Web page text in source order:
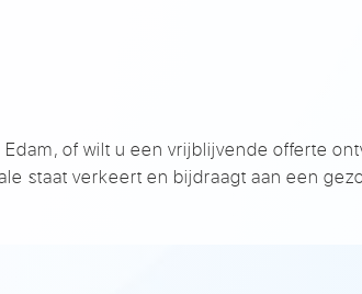
of wilt u een vrijblijvende offerte
staat verkeert en bijdraagt aan een